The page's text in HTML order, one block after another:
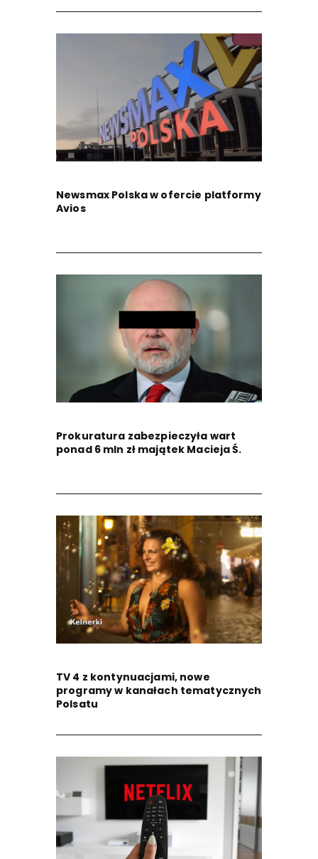
Newsmax Polska w ofercie platformy
Avios
Prokuratura zabezpieczyła wart
ponad 6 mln zł majątek Macieja Ś.
TV 4 z kontynuacjami, nowe
programy w kanałach tematycznych
Polsatu